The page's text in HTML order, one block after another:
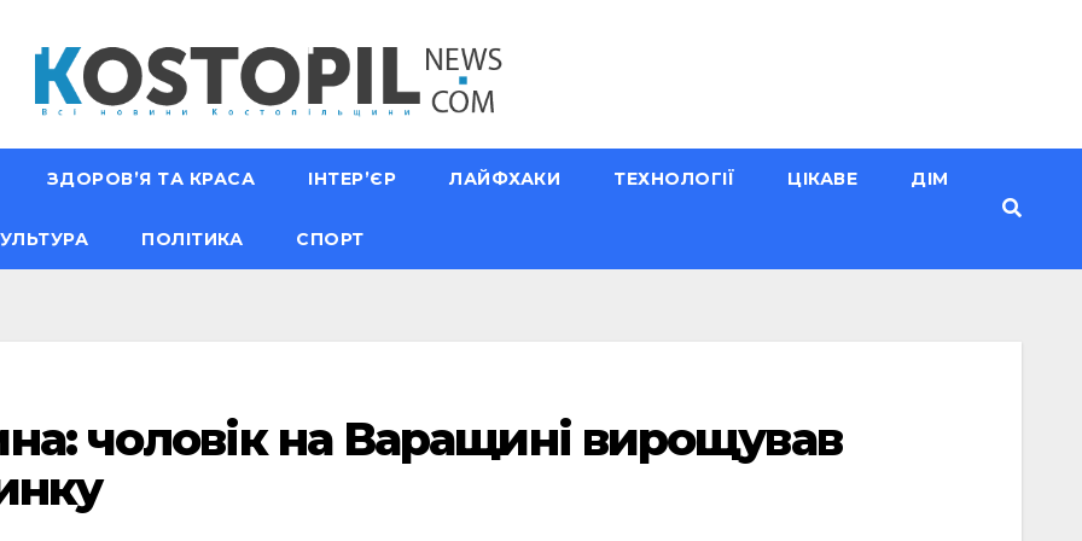
ЗДОРОВ’Я ТА КРАСА ІНТЕР’ЄР ЛАЙФХАКИ ТЕХНОЛОГІЇ ЦІКАВЕ ДІМ
ПОЛІТИКА СПОРТ
чоловік на Варащині вирощував